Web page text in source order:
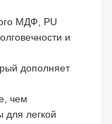
МДФ, PU
и
дополняет
чем
легкой